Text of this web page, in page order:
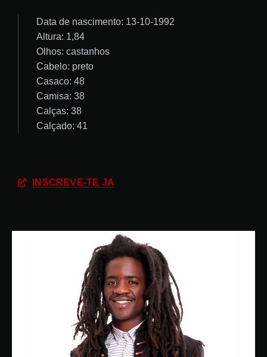
Data de nascimento: 13-10-1992
Altura: 1,84
Olhos: castanhos
Cabelo: preto
Casaco: 48
Camisa: 38
Calças: 38
Calçado: 41
INSCREVE-TE JÁ